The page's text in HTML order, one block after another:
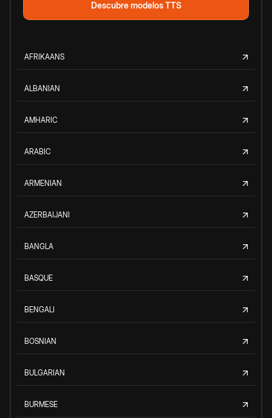
Descubre modelos TTS
AFRIKAANS
ALBANIAN
AMHARIC
ARABIC
ARMENIAN
AZERBAIJANI
BANGLA
BASQUE
BENGALI
BOSNIAN
BULGARIAN
BURMESE